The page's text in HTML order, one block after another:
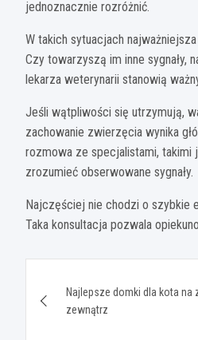
jednoznacznie rozróżnić.
W takich sytuacjach
Czy towarzyszą im inne sygnały,
lekarza weterynarii stanowią
Jeśli wątpliwości się utrzymują,
zachowanie zwierzęcia wynika
rozmowa ze specjalistami, takimi
zrozumieć obserwowane sygnały.
Najczęściej nie chodzi o szybkie
Taka konsultacja pozwala
wpisuNajlepsze domki dla kota na
zewnątrz